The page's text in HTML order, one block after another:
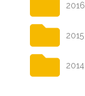
2016
2015
2014